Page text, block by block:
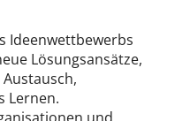
Ideenwettbewerbs
Lösungsansätze,
Lernen.